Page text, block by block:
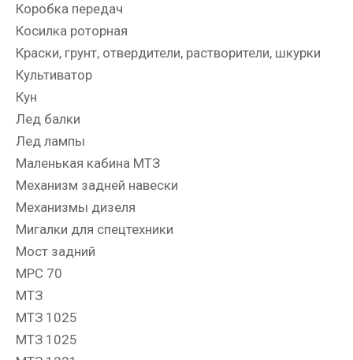
Коробка передач
Косилка роторная
Краски, грунт, отвердители, растворители, шкурки
Культиватор
Кун
Лед балки
Лед лампы
Маленькая кабина МТЗ
Механизм задней навески
Механизмы дизеля
Мигалки для спецтехники
Мост задний
МРС 70
МТЗ
МТЗ 1025
МТЗ 1025